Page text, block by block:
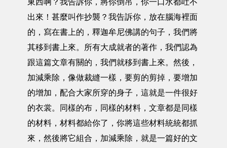
東西啊？我告訴你，將你倒吊，你一口水都吐不
出來！甚麼叫作抄襲？我告訴你，放在腦海裡面
的，寫在書上的，釋迦牟尼佛講的句子，我們將
其移到書上來。所有大成就者的著作，我們認為
跟這篇文章有關的，我們就移到書上來。然後，
加減乘除，像做裁縫一樣，要剪的剪掉，要增加
的增加，配合大家所穿的身子，這就是一件很好
的衣裳。同樣的布，同樣的材料，文章都是同樣
的材料，材料都給你了，你將這些材料統統都抓
來，然後將它組合，加減乘除，就是一篇好的文